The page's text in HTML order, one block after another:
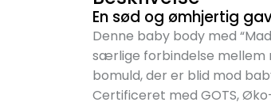
En sød og ømhjertig
Denne baby body med
særlige forbindelse mellem
bomuld, der er blid mod
Certificeret med GOTS,